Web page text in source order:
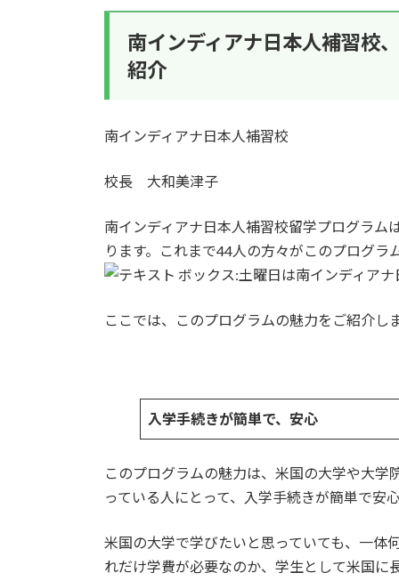
南インディアナ日本人補習校
紹介
南インディアナ日本人補習校
校長 大和美津子
南インディアナ日本人補習校留学プログラム
ります。これまで44人の方々がこのプログ
土曜日は南インディア
ここでは、このプログラムの魅力をご紹介し
入学手続きが簡単で、安心
このプログラムの魅力は、米国の大学や大
っている人にとって、入学手続きが簡単で安
米国の大学で学びたいと思っていても、一体
れだけ学費が必要なのか、学生として米国